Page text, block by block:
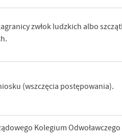
zwłok ludzkich albo
(wszczęcia postępowania).
Kolegium